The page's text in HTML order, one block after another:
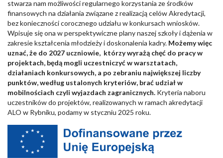
stwarza nam możliwości regularnego korzystania ze środków
finansowych na działania związane z realizacją celów Akredytacji,
bez konieczności corocznego udziału w konkursach wniosków.
Wpisuje się ona w perspektywiczne plany naszej szkoły i dążenia w
zakresie kształcenia młodzieży i doskonalenia kadry. Możemy więc
uznać, że do 2027 uczniowie, którzy wyrażą chęć do pracy w
projektach, będą mogli uczestniczyć w warsztatach,
działaniach konkursowych, a po zebraniu największej liczby
punktów, według ustalonych kryteriów, brać udział w
mobilnościach czyli wyjazdach zagranicznych. Kryteria naboru
uczestników do projektów, realizowanych w ramach akredytacji
ALO w Rybniku, podamy w styczniu 2025 roku.